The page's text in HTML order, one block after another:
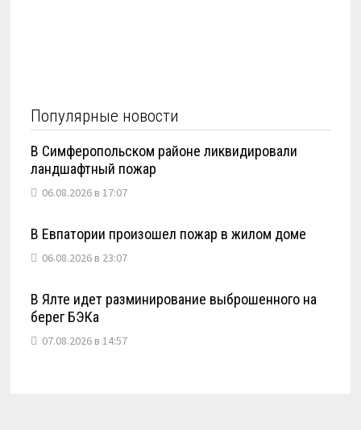
Популярные новости
В Симферопольском районе ликвидировали
ландшафтный пожар
06.08.2026 в 17:07
В Евпатории произошел пожар в жилом доме
06.08.2026 в 23:07
В Ялте идет разминирование выброшенного на
берег БЭКа
07.08.2026 в 14:57